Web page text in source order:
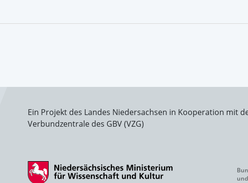
Ein Projekt des Landes Niedersachsen in Kooperation mit
Verbundzentrale des GBV (VZG)